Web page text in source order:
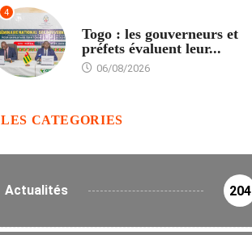
4
Togo : les gouverneurs et
préfets évaluent leur...
06/08/2026
LES CATEGORIES
Actualités 204